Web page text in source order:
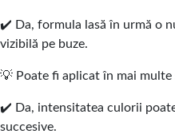
✔️ Da, formula lasă în urmă o
vizibilă pe buze.
💡 Poate fi aplicat în mai
✔️ Da, intensitatea culorii
succesive.